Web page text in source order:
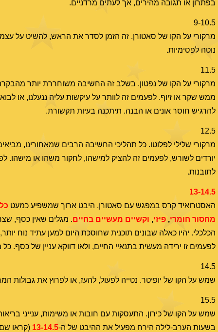
בפתרון או תגובה מהירים, אך לעתים מרדניים.
9-10.5
מרקורי על הקו של סאטורן. זה הזמן לסדר את הראש, להשיט על
נוטה לפסימיות.
11.5
מרקורי על הקו של נפטון. בשלב זה החשיבה משוחררת יותר
ממש שקר או זיוף. לפעמים זה לוותר על עיקשות עליה ננעלנו, או
להרגיש חוסר אונים או הבנה. תיתכנה בעיות תקשורת.
12.5
מרקורי שלילי לפלוטו. כל תהליכי החשיבה הרבים שמאחורינו,
יורדים לשורש, לפעמים זה להציק למישהו, לחקור משהו או מישהו.
לתובנות.
13-14.5
האסטרואיד קרס במפגש עם סאטורן. היבט ארוך שמשפיע כמעט
מחסור חומרי, פיזי, וקשיים מעשיים בחיים. מגלים שאין כסף,
הכלכלי. יהיו כאלה שבונים תוכנית שחוסכת היום למען עתיד נוח
לפעמים זו ירידה מעשית בתנאיי החיים, ולאו דווקא עניין של
14.5
שמש על הקו של יופיטר. נטייה לפעול, להעז, או לפרוץ את גבולות
15.5
שמש על הקו של כירון. התעסקות עם חובות או משימות, ענייני
בשעות הערב-לילה הירח מפעיל את ההיבט של ה-13-14.5 (קראו